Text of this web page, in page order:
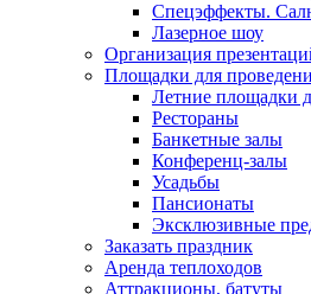
Спецэффекты.
Лазерное шоу
Организация
Площадки для
Летние площадки
Рестораны
Банкетные залы
Конференц-залы
Усадьбы
Пансионаты
Эксклюзивные
Заказать праздник
Аренда теплоходов
Аттракционы, батуты